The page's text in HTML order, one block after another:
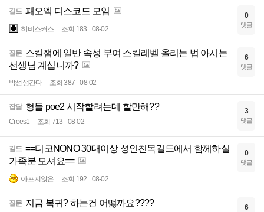
길드 패오엑 디스코드 모임
히비스커스 조회 183 08-02
0
댓글
질문 스킬잼에 일반 속성 부여 스킬레벨 올리는 법 아시는
선생님 계십니까?
박선생간다 조회 387 08-02
6
댓글
잡담 형들 poe2 시작할려는데 할만해??
Crees1 조회 713 08-02
3
댓글
길드 ==디코NONO 30대이상 성인친목길드에서 함께하실
가족분 모셔요==
아프지않은 조회 192 08-02
0
댓글
질문 지금 복귀? 하는건 어떯까요???? 6